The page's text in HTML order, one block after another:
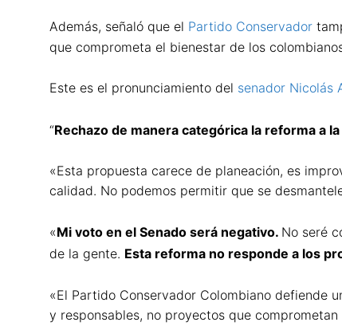
Además, señaló que el Partido Conservador
que comprometa el bienestar de los
Este es el pronunciamiento del senador Nicolás
“Rechazo de manera categórica la reforma a
«Esta propuesta carece de planeación, es
calidad. No podemos permitir que se
«Mi voto en el Senado será negativo. No seré
de la gente. Esta reforma no responde a los
«El Partido Conservador Colombiano defiende
y responsables, no proyectos que